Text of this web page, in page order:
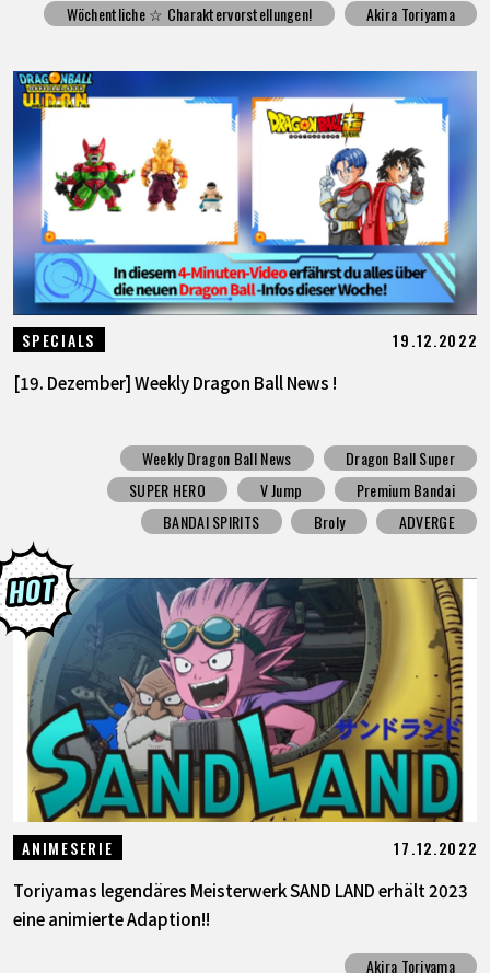
Wöchentliche ☆ Charaktervorstellungen! Akira Toriyama
SPECIALS 19.12.2022
[19. Dezember] Weekly Dragon Ball News !
Weekly Dragon Ball News
Dragon Ball Super
SUPER HERO
V Jump
Premium Bandai
BANDAI SPIRITS
Broly ADVERGE
ANIMESERIE 17.12.2022
Toriyamas legendäres Meisterwerk SAND LAND erhält 2023
eine animierte Adaption!!
Akira Toriyama